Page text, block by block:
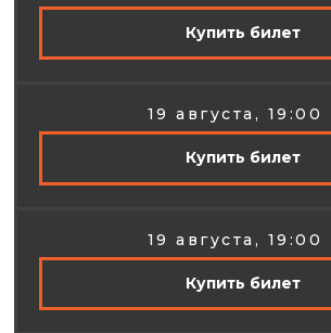
Купить билет
19 августа, 19:00
Купить билет
19 августа, 19:00
Купить билет